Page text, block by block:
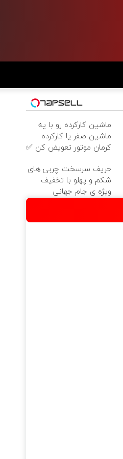
ماشین کارکرده رو با یه
ماشین صفر یا کارکرده
کرمان موتور تعویض کن ✅
حریف سرسخت چربی های
شکم و پهلو با تخفیف
ویژه ی جام جهانی